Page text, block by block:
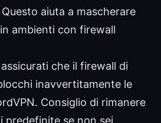
aiuta a mascherare
in ambienti con firewall
che il firewall di
inavvertitamente le
Consiglio di rimanere
predefinite se non sei